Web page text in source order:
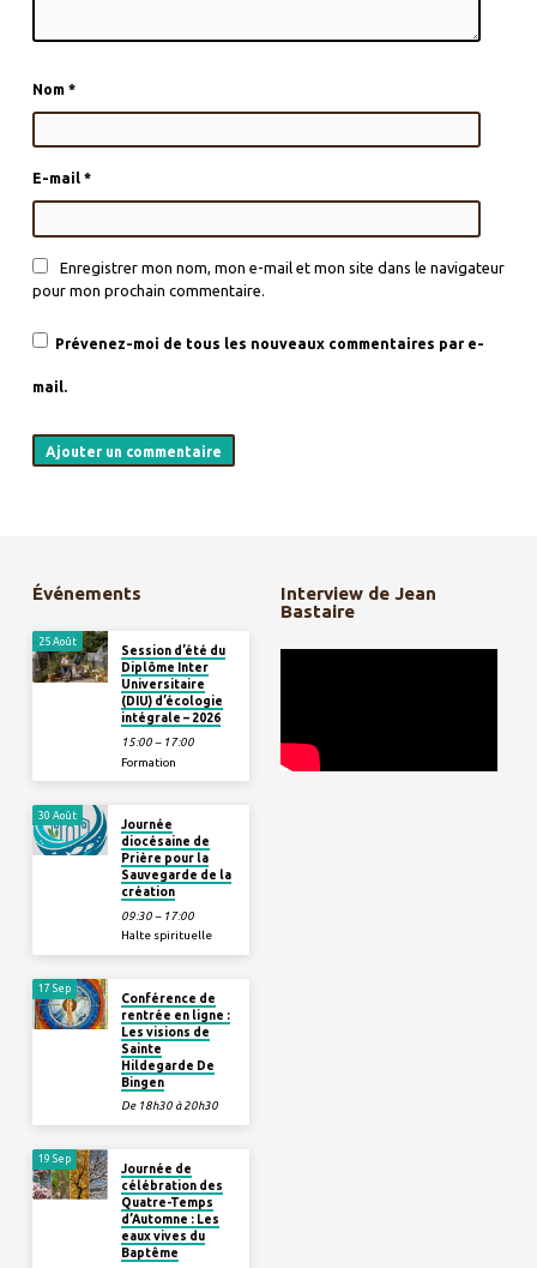
Nom *
E-mail *
Enregistrer mon nom, mon e-mail et mon site dans le navigateur
pour mon prochain commentaire.
Prévenez-moi de tous les nouveaux commentaires par e-
mail.
Événements
25 Août
Session d’été du
Diplôme Inter
Universitaire
(DIU) d’écologie
intégrale – 2026
15:00 – 17:00
Formation
30 Août
Journée
diocésaine de
Prière pour la
Sauvegarde de la
création
09:30 – 17:00
Halte spirituelle
17 Sep
Conférence de
rentrée en ligne :
Les visions de
Sainte
Hildegarde De
Bingen
De 18h30 à 20h30
19 Sep
Journée de
célébration des
Quatre-Temps
d’Automne : Les
eaux vives du
Baptême
Interview de Jean
Bastaire